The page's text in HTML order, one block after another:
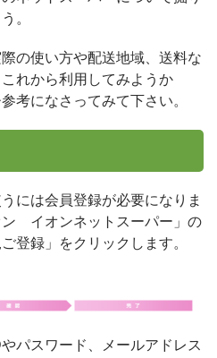
。
の使い方や配送地域、送料な
れから利用してみようか
考になさってみて下さい。
には会員登録が必要になりま
ン イオンネットスーパー」の
登録」をクリックします。
パスワード、メールアドレス